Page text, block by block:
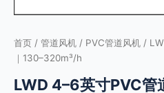
首页 / 管道风机 / PVC管道风机 /
｜130–320m³/h
LWD 4–6英寸PVC管